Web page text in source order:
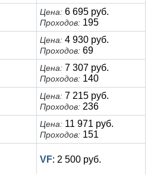
Цена: 6 695 руб.
Проходов: 195
Цена: 4 930 руб.
Проходов: 69
Цена: 7 307 руб.
Проходов: 140
Цена: 7 215 руб.
Проходов: 236
Цена: 11 971 руб.
Проходов: 151
VF: 2 500 руб.